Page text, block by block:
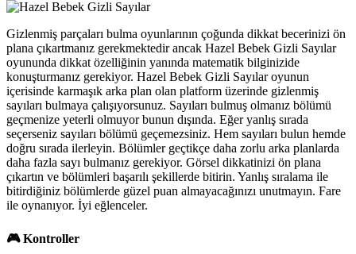
Gizlenmiş parçaları bulma oyunlarının çoğunda dikkat becerinizi ön
plana çıkartmanız gerekmektedir ancak Hazel Bebek Gizli Sayılar
oyununda dikkat özelliğinin yanında matematik bilginizide
konuşturmanız gerekiyor. Hazel Bebek Gizli Sayılar oyunun
içerisinde karmaşık arka plan olan platform üzerinde gizlenmiş
sayıları bulmaya çalışıyorsunuz. Sayıları bulmuş olmanız bölümü
geçmenize yeterli olmuyor bunun dışında. Eğer yanlış sırada
seçerseniz sayıları bölümü geçemezsiniz. Hem sayıları bulun hemde
doğru sırada ilerleyin. Bölümler geçtikçe daha zorlu arka planlarda
daha fazla sayı bulmanız gerekiyor. Görsel dikkatinizi ön plana
çıkartın ve bölümleri başarılı şekillerde bitirin. Yanlış sıralama ile
bitirdiğiniz bölümlerde güzel puan almayacağınızı unutmayın. Fare
ile oynanıyor. İyi eğlenceler.
🎮 Kontroller